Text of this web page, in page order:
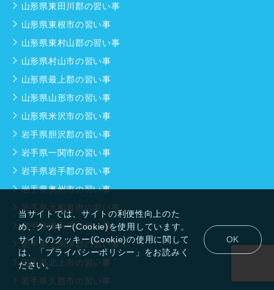
当サイトでは、サイトの利便性向上のた
め、クッキー(Cookie)を使用しています。
サイトのクッキー(Cookie)の使用に関して
は、「プライバシーポリシー」をお読みく
ださい。
OK
山形県東田川郡の習い事
山形県東根市の習い事
山形県東村山郡の習い事
山形県村山市の習い事
山形県最上郡の習い事
山形県山形市の習い事
山形県米沢市の習い事
岩手県胆沢郡の習い事
岩手県一関市の習い事
岩手県岩手郡の習い事
岩手県奥州市の習い事
岩手県大船渡市の習い事
岩手県釜石市の習い事
岩手県上閉伊郡の習い事
岩手県北上市の習い事
岩手県久慈市の習い事